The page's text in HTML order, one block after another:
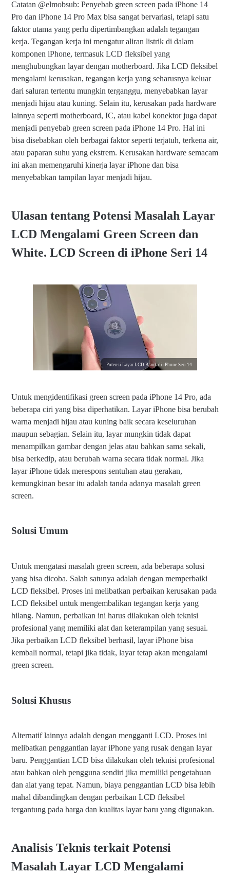
Catatan @elmobsub: Penyebab green screen pada iPhone 14
Pro dan iPhone 14 Pro Max bisa sangat bervariasi, tetapi satu
faktor utama yang perlu dipertimbangkan adalah tegangan
kerja. Tegangan kerja ini mengatur aliran listrik di dalam
komponen iPhone, termasuk LCD fleksibel yang
menghubungkan layar dengan motherboard. Jika LCD fleksibel
mengalami kerusakan, tegangan kerja yang seharusnya keluar
dari saluran tertentu mungkin terganggu, menyebabkan layar
menjadi hijau atau kuning. Selain itu, kerusakan pada hardware
lainnya seperti motherboard, IC, atau kabel konektor juga dapat
menjadi penyebab green screen pada iPhone 14 Pro. Hal ini
bisa disebabkan oleh berbagai faktor seperti terjatuh, terkena air,
atau paparan suhu yang ekstrem. Kerusakan hardware semacam
ini akan memengaruhi kinerja layar iPhone dan bisa
menyebabkan tampilan layar menjadi hijau.
Ulasan tentang Potensi Masalah Layar
LCD Mengalami Green Screen dan
White. LCD Screen di iPhone Seri 14
Potensi Layar LCD Blank di iPhone Seri 14
Untuk mengidentifikasi green screen pada iPhone 14 Pro, ada
beberapa ciri yang bisa diperhatikan. Layar iPhone bisa berubah
warna menjadi hijau atau kuning baik secara keseluruhan
maupun sebagian. Selain itu, layar mungkin tidak dapat
menampilkan gambar dengan jelas atau bahkan sama sekali,
bisa berkedip, atau berubah warna secara tidak normal. Jika
layar iPhone tidak merespons sentuhan atau gerakan,
kemungkinan besar itu adalah tanda adanya masalah green
screen.
Solusi Umum
Untuk mengatasi masalah green screen, ada beberapa solusi
yang bisa dicoba. Salah satunya adalah dengan memperbaiki
LCD fleksibel. Proses ini melibatkan perbaikan kerusakan pada
LCD fleksibel untuk mengembalikan tegangan kerja yang
hilang. Namun, perbaikan ini harus dilakukan oleh teknisi
profesional yang memiliki alat dan keterampilan yang sesuai.
Jika perbaikan LCD fleksibel berhasil, layar iPhone bisa
kembali normal, tetapi jika tidak, layar tetap akan mengalami
green screen.
Solusi Khusus
Alternatif lainnya adalah dengan mengganti LCD. Proses ini
melibatkan penggantian layar iPhone yang rusak dengan layar
baru. Penggantian LCD bisa dilakukan oleh teknisi profesional
atau bahkan oleh pengguna sendiri jika memiliki pengetahuan
dan alat yang tepat. Namun, biaya penggantian LCD bisa lebih
mahal dibandingkan dengan perbaikan LCD fleksibel
tergantung pada harga dan kualitas layar baru yang digunakan.
Analisis Teknis terkait Potensi
Masalah Layar LCD Mengalami